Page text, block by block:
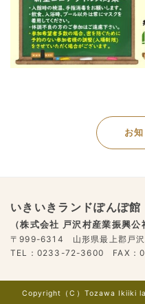
お
いきいきランドぽんぽ館
（株式会社 戸沢村産業振興公
〒999-6314 山形県最上郡戸沢
TEL：0233-72-3600 FAX：
Copyright（C）Tozawa Ikiiki